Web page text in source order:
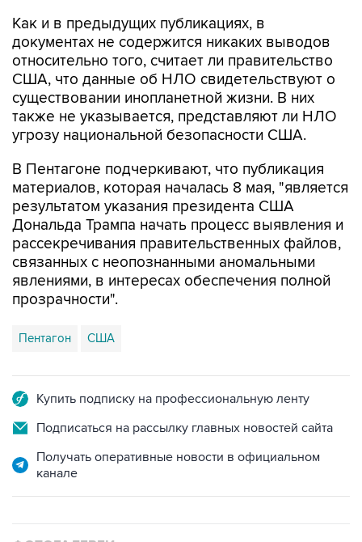
Как и в предыдущих публикациях, в
документах не содержится никаких выводов
относительно того, считает ли правительство
США, что данные об НЛО свидетельствуют о
существовании инопланетной жизни. В них
также не указывается, представляют ли НЛО
угрозу национальной безопасности США.
В Пентагоне подчеркивают, что публикация
материалов, которая началась 8 мая, "является
результатом указания президента США
Дональда Трампа начать процесс выявления и
рассекречивания правительственных файлов,
связанных с неопознанными аномальными
явлениями, в интересах обеспечения полной
прозрачности".
Пентагон США
Купить подписку на профессиональную ленту
Подписаться на рассылку главных новостей сайта
Получать оперативные новости в официальном
канале